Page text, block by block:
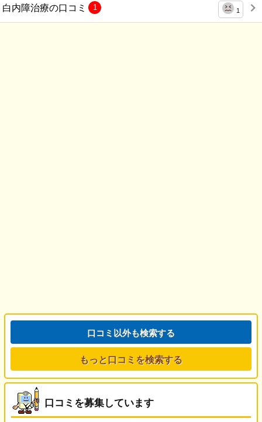
白内障治療の口コミ 1
1
口コミ以外も検索する
もっと口コミを検索する
口コミを募集しています